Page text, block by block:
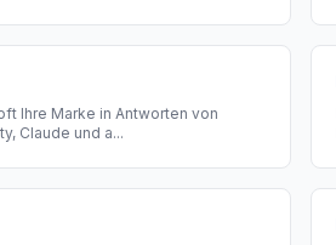
Ihre Marke in Antworten von
Claude und a...